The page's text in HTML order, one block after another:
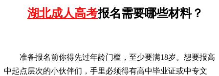
湖北成人高考报名需要哪些材料？
准备报名前你得先过年龄门槛，至少要满18岁。想要报高
中起点层次的小伙伴们，手里必须得有高中毕业证或中专文